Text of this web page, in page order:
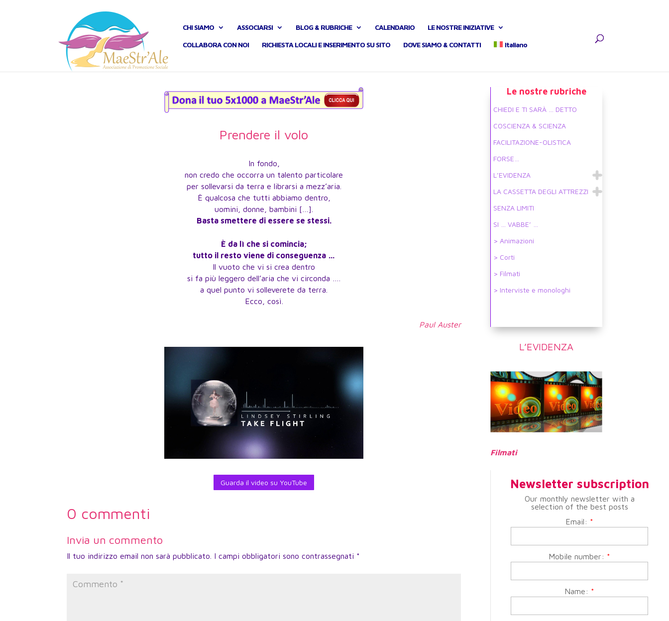
CHI SIAMO ASSOCIARSI BLOG & RUBRICHE CALENDARIO LE NOSTRE INIZIATIVE
COLLABORA CON NOI RICHIESTA LOCALI E INSERIMENTO SU SITO DOVE SIAMO & CONTATTI Italiano
Prendere il volo
In fondo,
non credo che occorra un talento particolare
per sollevarsi da terra e librarsi a mezz’aria.
È qualcosa che tutti abbiamo dentro,
uomini, donne, bambini […].
Basta smettere di essere se stessi.
È da lì che si comincia;
tutto il resto viene di conseguenza …
Il vuoto che vi si crea dentro
si fa più leggero dell’aria che vi circonda ….
a quel punto vi solleverete da terra.
Ecco, così.
Paul Auster
Guarda il video su YouTube
0 commenti
Invia un commento
Il tuo indirizzo email non sarà pubblicato. I campi obbligatori sono contrassegnati *
Le nostre rubriche
CHIEDI E TI SARÀ … DETTO
COSCIENZA & SCIENZA
FACILITAZIONE-OLISTICA
FORSE…
L’EVIDENZA
LA CASSETTA DEGLI ATTREZZI
SENZA LIMITI
SI … VABBE’ …
> Animazioni
> Corti
> Filmati
> Interviste e monologhi
L’EVIDENZA
Filmati
Newsletter subscription
Our monthly newsletter with a
selection of the best posts
Email: *
Mobile number: *
Name: *